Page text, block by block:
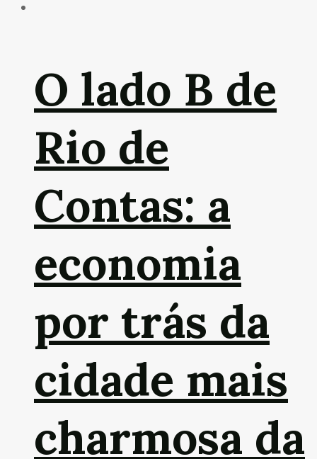
O lado B de
Rio de
Contas: a
economia
por trás da
cidade mais
charmosa da